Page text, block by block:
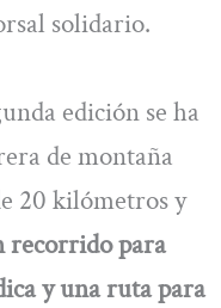
solidario.
edición se ha
de montaña
20 kilómetros y
recorrido para
y una ruta para